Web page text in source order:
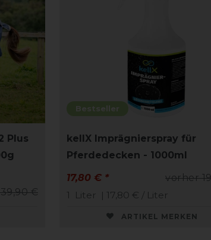
Plus
€
Bestseller
kellX Imprägnierspray für
Pferdedecken - 1000ml
vorher
17,80 € *
1
Liter | 17,80 € / Liter
ARTIKEL MERKEN